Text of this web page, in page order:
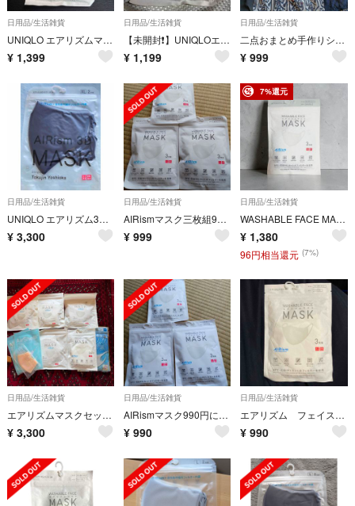
日用品/生活雑貨
UNIQLO エアリズムマスク3P ホワイト Lサイズ
¥ 1,399
日用品/生活雑貨
【未開封❗️】UNIQLOエアリズムマスク3P ふつうLサイズ ホワイト
¥ 1,199
日用品/生活雑貨
二点おまとめ手作りシルクスカートと人気のAIRismマスク990円に税金のおまとめ一点のみは100円引き✨お買い得
¥ 999
日用品/生活雑貨
UNIQLO エアリズム3Dマスク XL
¥ 3,300
日用品/生活雑貨
AIRismマスク三枚組990円が3つ入ります合計9枚超お買い得早い者勝ち花粉症の方にもいいですよUNIQLO✨
¥ 999
7%還元
日用品/生活雑貨
WASHABLE FACE MASK (エアリズムマスク) セット
¥ 1,380
96円相当還元 (7%)
日用品/生活雑貨
エアリズムマスクセット UNIQLO Lのみ
¥ 3,300
日用品/生活雑貨
AIRismマスク990円に税金のが3つ入り合計9枚花粉症などに効果あり✨
¥ 990
日用品/生活雑貨
エアリズム フェイスカバー
¥ 990